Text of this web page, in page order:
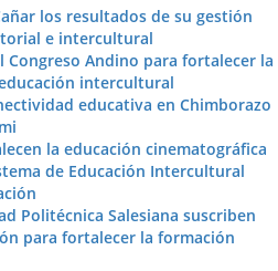
los resultados de su gestión
e intercultural
Congreso Andino para fortalecer la
intercultural
educativa en Chimborazo
la educación cinematográfica
de Educación Intercultural
Politécnica Salesiana suscriben
para fortalecer la formación